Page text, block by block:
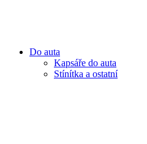
Do auta
Kapsáře do auta
Stínítka a ostatní